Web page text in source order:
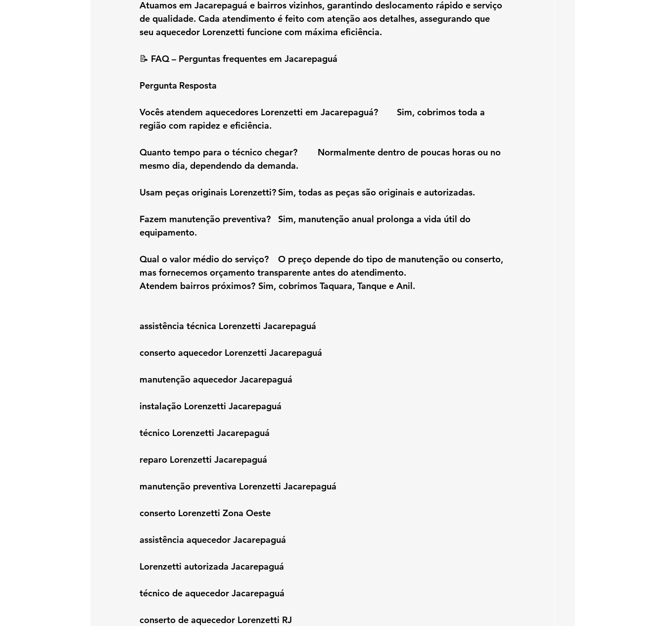
Atuamos em Jacarepaguá e bairros vizinhos, garantindo deslocamento rápido e serviço
de qualidade. Cada atendimento é feito com atenção aos detalhes, assegurando que
seu aquecedor Lorenzetti funcione com máxima eficiência.
📝 FAQ – Perguntas frequentes em Jacarepaguá
Pergunta	Resposta
Vocês atendem aquecedores Lorenzetti em Jacarepaguá?	Sim, cobrimos toda a
região com rapidez e eficiência.
Quanto tempo para o técnico chegar?	Normalmente dentro de poucas horas ou no
mesmo dia, dependendo da demanda.
Usam peças originais Lorenzetti?	Sim, todas as peças são originais e autorizadas.
Fazem manutenção preventiva?	Sim, manutenção anual prolonga a vida útil do
equipamento.
Qual o valor médio do serviço?	O preço depende do tipo de manutenção ou conserto,
mas fornecemos orçamento transparente antes do atendimento.
Atendem bairros próximos?	Sim, cobrimos Taquara, Tanque e Anil.
assistência técnica Lorenzetti Jacarepaguá
conserto aquecedor Lorenzetti Jacarepaguá
manutenção aquecedor Jacarepaguá
instalação Lorenzetti Jacarepaguá
técnico Lorenzetti Jacarepaguá
reparo Lorenzetti Jacarepaguá
manutenção preventiva Lorenzetti Jacarepaguá
conserto Lorenzetti Zona Oeste
assistência aquecedor Jacarepaguá
Lorenzetti autorizada Jacarepaguá
técnico de aquecedor Jacarepaguá
conserto de aquecedor Lorenzetti RJ